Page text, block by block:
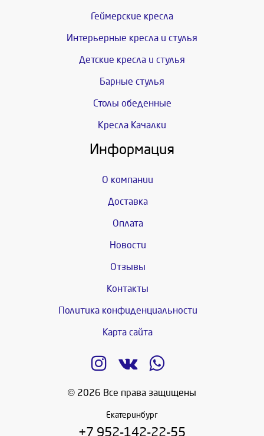
Геймерские кресла
Интерьерные кресла и стулья
Детские кресла и стулья
Барные стулья
Столы обеденные
Кресла Качалки
Информация
О компании
Доставка
Оплата
Новости
Отзывы
Контакты
Политика конфиденциальности
Карта сайта
© 2026 Все права защищены
Екатеринбург
+7 952-142-22-55